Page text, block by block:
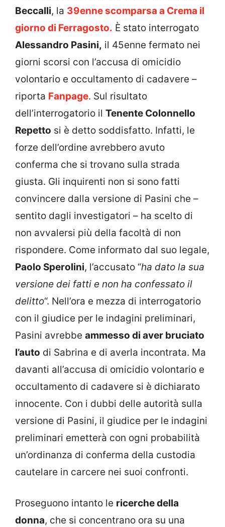
Beccalli, la 39enne scomparsa a Crema il
giorno di Ferragosto. È stato interrogato
Alessandro Pasini, il 45enne fermato nei
giorni scorsi con l’accusa di omicidio
volontario e occultamento di cadavere –
riporta Fanpage. Sul risultato
dell’interrogatorio il Tenente Colonnello
Repetto si è detto soddisfatto. Infatti, le
forze dell’ordine avrebbero avuto
conferma che si trovano sulla strada
giusta. Gli inquirenti non si sono fatti
convincere dalla versione di Pasini che –
sentito dagli investigatori – ha scelto di
non avvalersi più della facoltà di non
rispondere. Come informato dal suo legale,
Paolo Sperolini, l’accusato “ha dato la sua
versione dei fatti e non ha confessato il
delitto“. Nell’ora e mezza di interrogatorio
con il giudice per le indagini preliminari,
Pasini avrebbe ammesso di aver bruciato
l’auto di Sabrina e di averla incontrata. Ma
davanti all’accusa di omicidio volontario e
occultamento di cadavere si è dichiarato
innocente. Con i dubbi delle autorità sulla
versione di Pasini, il giudice per le indagini
preliminari emetterà con ogni probabilità
un’ordinanza di conferma della custodia
cautelare in carcere nei suoi confronti.
Proseguono intanto le ricerche della
donna, che si concentrano ora su una